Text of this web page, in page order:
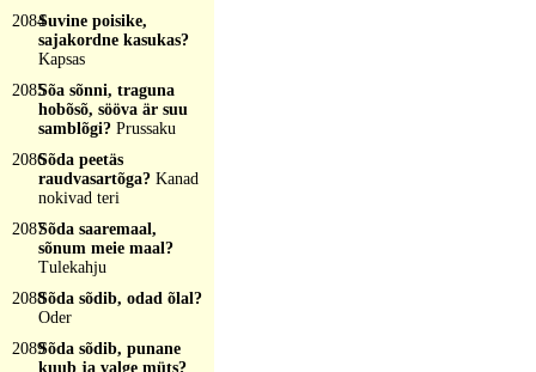
2084Suvine poisike,
sajakordne kasukas?
Kapsas
2085Sõa sõnni, traguna
hobõsõ, sööva är suu
samblõgi? Prussaku
2086Sõda peetäs
raudvasartõga? Kanad
nokivad teri
2087Sõda saaremaal,
sõnum meie maal?
Tulekahju
2088Sõda sõdib, odad õlal?
Oder
2089Sõda sõdib, punane
kuub ja valge müts?